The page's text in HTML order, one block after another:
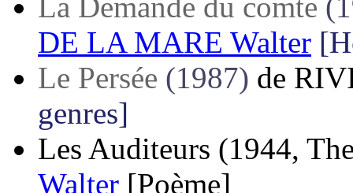
DE LA MARE Walter
Le Persée (1987) de
genres]
Les Auditeurs (1944,
Walter [Poème]